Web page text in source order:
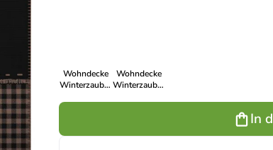
Wohndecke
Winterzauber
Wohndecke
Winterzauber
In